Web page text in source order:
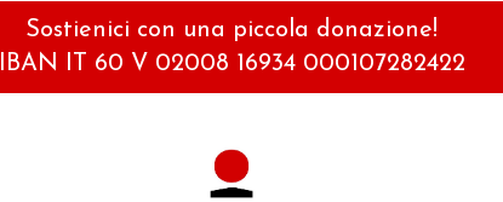
Sostienici con una piccola donazione!
IBAN IT 60 V 02008 16934 000107282422